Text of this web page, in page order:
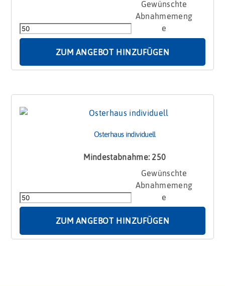
Honigosterbrot
Menge
ZUM ANGEBOT HINZUFÜGEN
Osterhaus individuell
Mindestabnahme: 250
Menge
ZUM ANGEBOT HINZUFÜGEN